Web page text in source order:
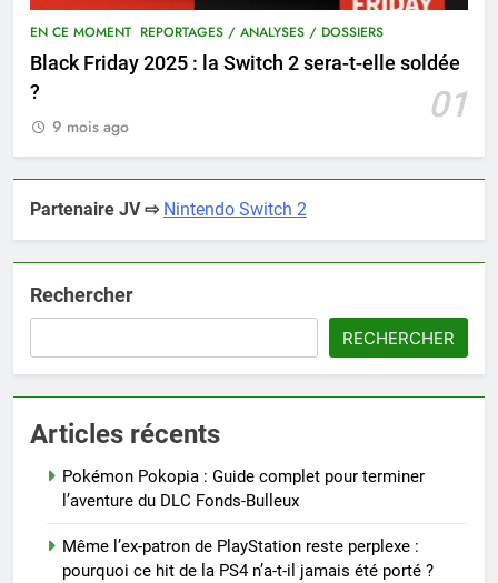
EN CE MOMENT REPORTAGES / ANALYSES / DOSSIERS
Black Friday 2025 : la Switch 2 sera-t-elle soldée
?
01
9 mois ago
Partenaire JV ⇨ Nintendo Switch 2
Rechercher
RECHERCHER
Articles récents
Pokémon Pokopia : Guide complet pour terminer
l’aventure du DLC Fonds-Bulleux
Même l’ex-patron de PlayStation reste perplexe :
pourquoi ce hit de la PS4 n’a-t-il jamais été porté ?